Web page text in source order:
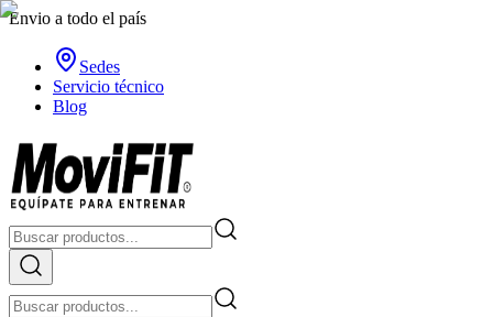
Envio a todo el país
Sedes
Servicio técnico
Blog